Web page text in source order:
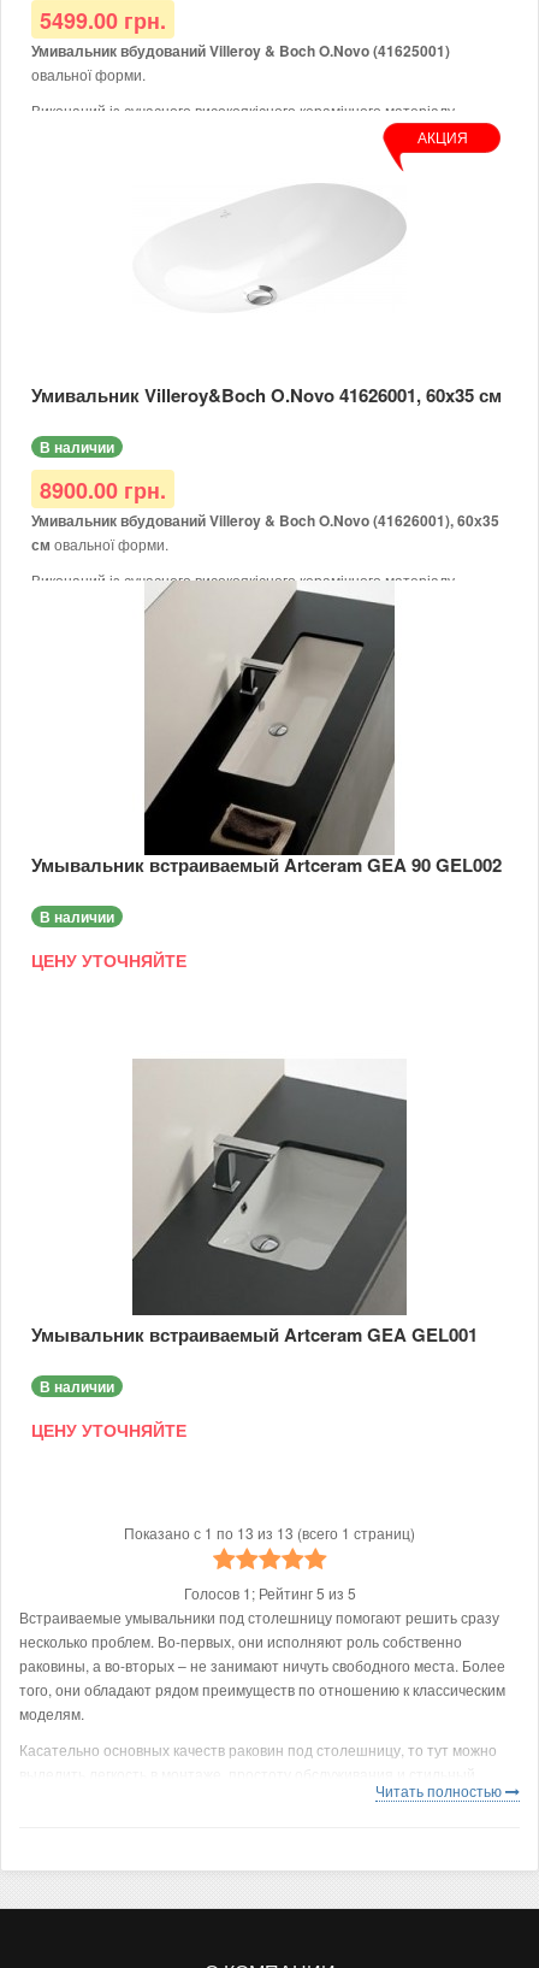
5499.00 грн.
Умивальник вбудований Villeroy & Boch O.Novo (41625001)
овальної форми.
Виконаний із сучасного високоякісного керамічного матеріалу
Раковина Villeroy & Boch O.Novo 41625001 без отворів під змішувач,
- Виріз стільниці під раковину можна виконувати тільки з
оригінальною раковиною, тому що допустиме відхилення в розмірі
АКЦИЯ
Умивальник Villeroy&Boch O.Novo 41626001, 60x35 см
В наличии
8900.00 грн.
Умивальник вбудований Villeroy & Boch O.Novo (41626001), 60х35
см овальної форми.
Виконаний із сучасного високоякісного керамічного матеріалу
(Sanitary porcelain).
Раковина Villeroy & Boch O.Novo 41626001 без отворів під змішувач,
- Виріз стільниці під раковину можна виконувати тільки з
оригінальною раковиною, тому що допустиме відхилення в розмірі
- Можливий монтаж під ламіновані стільниці або стільниці з
Умывальник встраиваемый Artceram GEA 90 GEL002
В наличии
ЦЕНУ УТОЧНЯЙТЕ
Умывальник встраиваемый Artceram GEA GEL001
В наличии
ЦЕНУ УТОЧНЯЙТЕ
Показано с 1 по 13 из 13 (всего 1 страниц)
Голосов 1; Рейтинг5 из 5
Встраиваемые умывальники под столешницу помогают решить сразу
несколько проблем. Во-первых, они исполняют роль собственно
раковины, а во-вторых – не занимают ничуть свободного места. Более
того, они обладают рядом преимуществ по отношению к классическим
моделям.
Касательно основных качеств раковин под столешницу, то тут можно
дизайн. Благодаря тому, что раковина устанавливается
установить раковину в сплошную столешницу, которая выполнена из
Читать полностью